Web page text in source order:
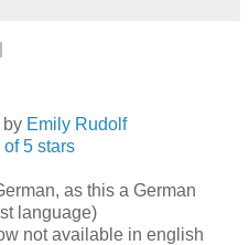
by Emily Rudolf
of 5 stars
as this a German
language)
not available in english